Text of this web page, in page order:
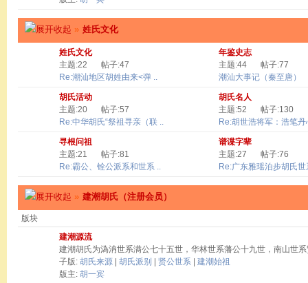
» 姓氏文化
姓氏文化
主题:22
帖子:47
Re:潮汕地区胡姓由来<弹 ..
年鉴史志
主题:44
帖子:77
潮汕大事记（秦至唐）
胡氏活动
主题:20
帖子:57
Re:中华胡氏“祭祖寻亲（联 ..
胡氏名人
主题:52
帖子:130
Re:胡世浩将军：浩笔丹
寻根问祖
主题:21
帖子:81
Re:霸公、铨公派系和世系 ..
谱谍字辈
主题:27
帖子:76
Re:广东雅瑶泊步胡氏世
» 建潮胡氏（注册会员）
版块
建潮源流
建潮胡氏为溈汭世系满公七十五世，华林世系藩公十九世，南山世
子版: 胡氏来源 胡氏派别 贤公世系
建潮始祖
版主: 胡一宾